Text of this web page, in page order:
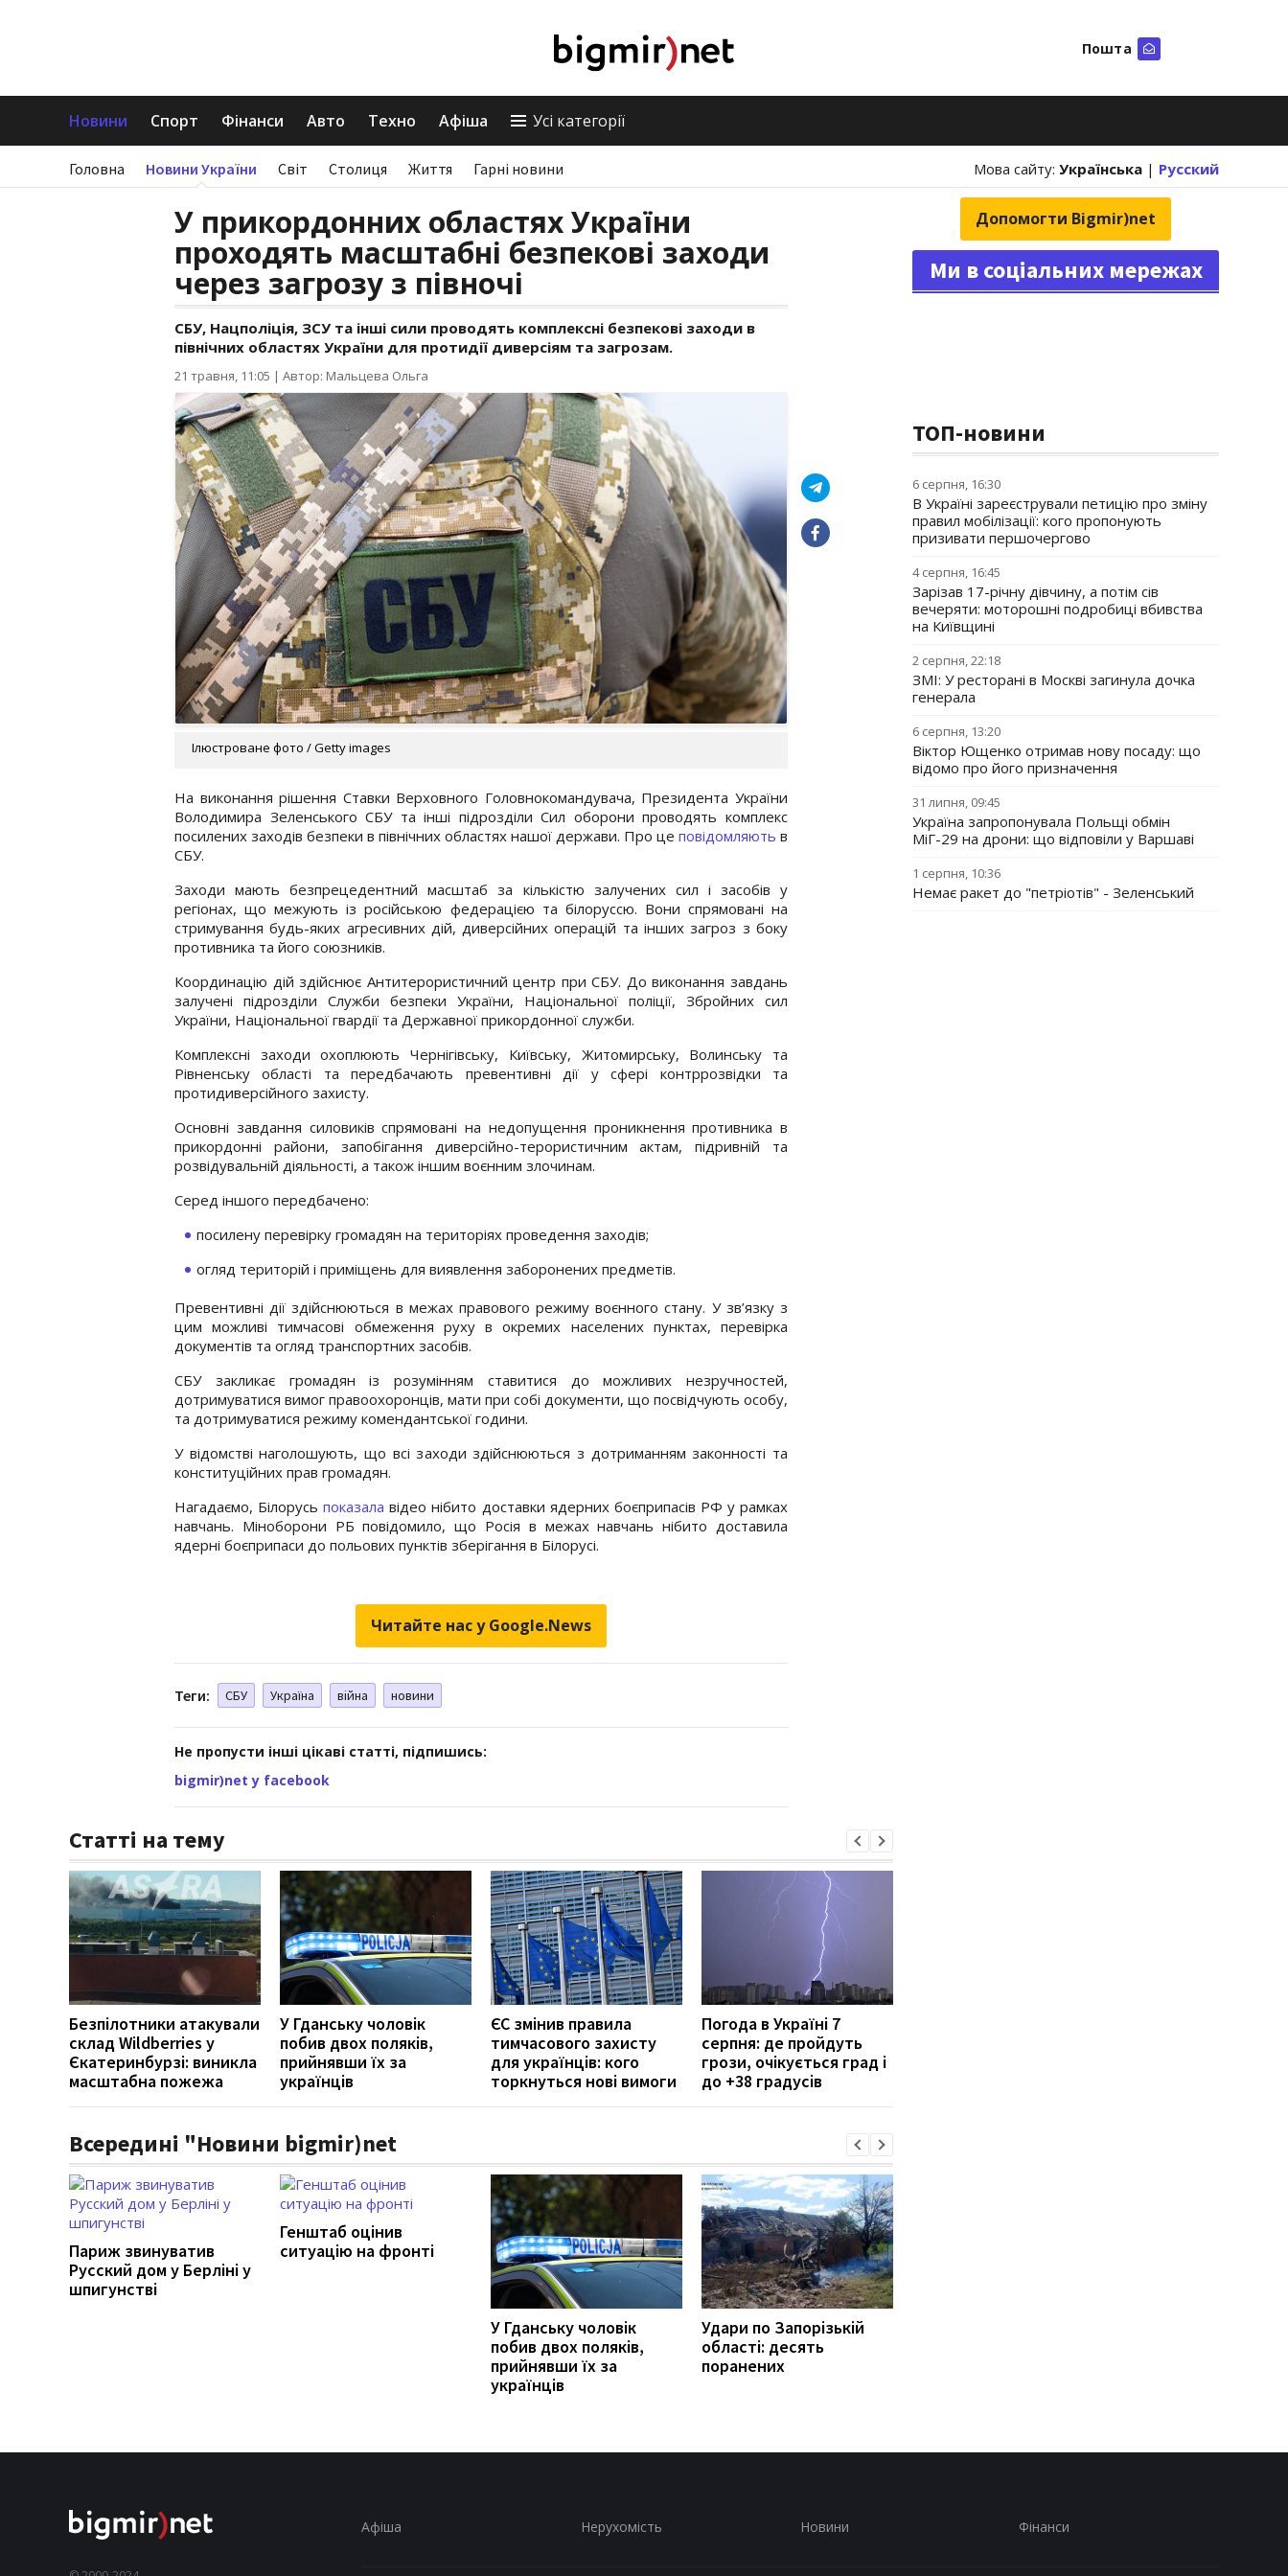
Пошта
Новини Спорт Фінанси Авто Техно Афіша Усі категорії
Головна Новини України Світ Столиця Життя Гарні новини Мова сайту: Українська | Русский
У прикордонних областях України
проходять масштабні безпекові заходи
через загрозу з півночі
СБУ, Нацполіція, ЗСУ та інші сили проводять комплексні безпекові заходи в
північних областях України для протидії диверсіям та загрозам.
21 травня, 11:05 | Автор: Мальцева Ольга
Ілюстроване фото / Getty images
На виконання рішення Ставки Верховного Головнокомандувача, Президента України
Володимира Зеленського СБУ та інші підрозділи Сил оборони проводять комплекс
посилених заходів безпеки в північних областях нашої держави. Про це повідомляють в
СБУ.
Заходи мають безпрецедентний масштаб за кількістю залучених сил і засобів у
регіонах, що межують із російською федерацією та білоруссю. Вони спрямовані на
стримування будь-яких агресивних дій, диверсійних операцій та інших загроз з боку
противника та його союзників.
Координацію дій здійснює Антитерористичний центр при СБУ. До виконання завдань
залучені підрозділи Служби безпеки України, Національної поліції, Збройних сил
України, Національної гвардії та Державної прикордонної служби.
Комплексні заходи охоплюють Чернігівську, Київську, Житомирську, Волинську та
Рівненську області та передбачають превентивні дії у сфері контррозвідки та
протидиверсійного захисту.
Основні завдання силовиків спрямовані на недопущення проникнення противника в
прикордонні райони, запобігання диверсійно-терористичним актам, підривній та
розвідувальній діяльності, а також іншим воєнним злочинам.
Серед іншого передбачено:
посилену перевірку громадян на територіях проведення заходів;
огляд територій і приміщень для виявлення заборонених предметів.
Превентивні дії здійснюються в межах правового режиму воєнного стану. У зв’язку з
цим можливі тимчасові обмеження руху в окремих населених пунктах, перевірка
документів та огляд транспортних засобів.
СБУ закликає громадян із розумінням ставитися до можливих незручностей,
дотримуватися вимог правоохоронців, мати при собі документи, що посвідчують особу,
та дотримуватися режиму комендантської години.
У відомстві наголошують, що всі заходи здійснюються з дотриманням законності та
конституційних прав громадян.
Нагадаємо, Білорусьпоказала відео нібито доставки ядерних боєприпасів РФ у рамках
навчань. Міноборони РБ повідомило, що Росія в межах навчань нібито доставила
ядерні боєприпаси до польових пунктів зберігання в Білорусі.
Читайте нас у Google.News
Теги: СБУ Україна війна новини
Не пропусти інші цікаві статті, підпишись:
bigmir)net у facebook
Статті на тему
Безпілотники атакували
склад Wildberries у
Єкатеринбурзі: виникла
масштабна пожежа
У Гданську чоловік
побив двох поляків,
прийнявши їх за
українців
ЄС змінив правила
тимчасового захисту
для українців: кого
торкнуться нові вимоги
Погода в Україні 7
серпня: де пройдуть
грози, очікується град і
до +38 градусів
Всередині "Новини bigmir)net
Париж звинуватив
Русский дом у Берліні у
шпигунстві
Генштаб оцінив
ситуацію на фронті
У Гданську чоловік
побив двох поляків,
прийнявши їх за
українців
Удари по Запорізькій
області: десять
поранених
Допомогти Bigmir)net
Ми в соціальних мережах
ТОП-новини
6 серпня, 16:30
В Україні зареєстрували петицію про зміну
правил мобілізації: кого пропонують
призивати першочергово
4 серпня, 16:45
Зарізав 17-річну дівчину, а потім сів
вечеряти: моторошні подробиці вбивства
на Київщині
2 серпня, 22:18
ЗМІ: У ресторані в Москві загинула дочка
генерала
6 серпня, 13:20
Віктор Ющенко отримав нову посаду: що
відомо про його призначення
31 липня, 09:45
Україна запропонувала Польщі обмін
МіГ-29 на дрони: що відповіли у Варшаві
1 серпня, 10:36
Немає ракет до "петріотів" - Зеленський
Афіша Нерухомість Новини Фінанси